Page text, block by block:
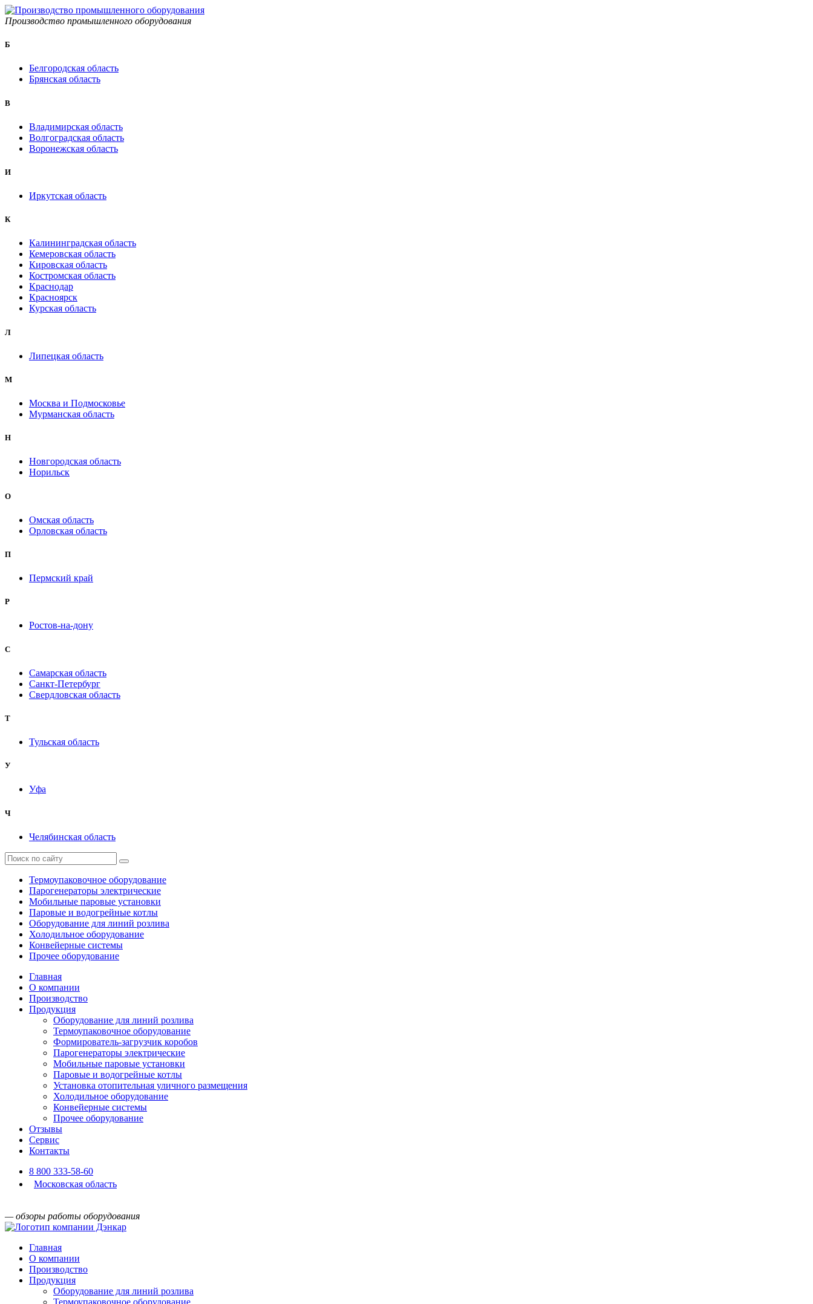
Производство промышленного оборудования
Б
Белгородская область
Брянская область
B
Владимирская область
Волгоградская область
Воронежская область
И
Иркутская область
К
Калининградская область
Кемеровская область
Кировская область
Костромская область
Краснодар
Красноярск
Курская область
Л
Липецкая область
М
Москва и Подмосковье
Мурманская область
Н
Новгородская область
Норильск
О
Омская область
Орловская область
П
Пермский край
Р
Ростов-на-дону
С
Самарская область
Санкт-Петербург
Свердловская область
Т
Тульская область
У
Уфа
Ч
Челябинская область
Термоупаковочное оборудование
Парогенераторы электрические
Мобильные паровые установки
Паровые и водогрейные котлы
Оборудование для линий розлива
Холодильное оборудование
Конвейерные системы
Прочее оборудование
Главная
О компании
Производство
Продукция
Оборудование для линий розлива
Термоупаковочное оборудование
Формирователь-загрузчик коробов
Парогенераторы электрические
Мобильные паровые установки
Паровые и водогрейные котлы
Установка отопительная уличного размещения
Холодильное оборудование
Конвейерные системы
Прочее оборудование
Отзывы
Сервис
Контакты
8 800 333-58-60
Московская область
— обзоры работы оборудования
Главная
О компании
Производство
Продукция
Оборудование для линий розлива
Термоупаковочное оборудование